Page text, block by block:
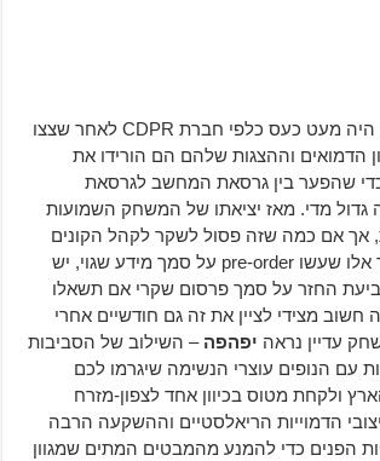
לפני צאת המשחק היה מעט כעס כלפי חברת CDPR לאחר שצצו
הדמואים וההצגות שלהם הם הורידו את
שהפער בין גרסאת המחשב לגרסאת
גדול מדי. מאז יציאתו של המשחק השמועות
אך אם כמה שזה פסול לשקר לקהל הקונים
שלך (במיוחד עבור אלו שעשו pre-order על סמך מידע שגוי, יש
החזר על סמך פרסום שקרי אם תשאלו
חשוב מצידי לציין את זה גם חודשיים אחרי
עדיין נראה יפהפה– השילוב של הסביבות
עם הנופים עוצרי הנשימה שיגרמו לכם
ולקחת מטוס בכיוון אחד לצפון-מזרח
הדמוייות הריאלסטיים וההשקעה הרבה
הפנים כדי להמנע מהמבטים המתים שמגוון